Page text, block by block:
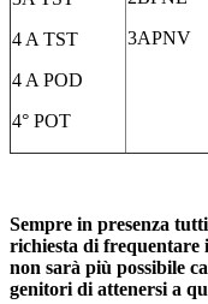
4 A TST
4 A POD
4° POT
3APNV
Sempre in presenza
richiesta di frequentare
non sarà più possibile
genitori di attenersi a